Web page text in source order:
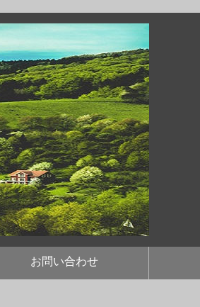
お問い合わせ